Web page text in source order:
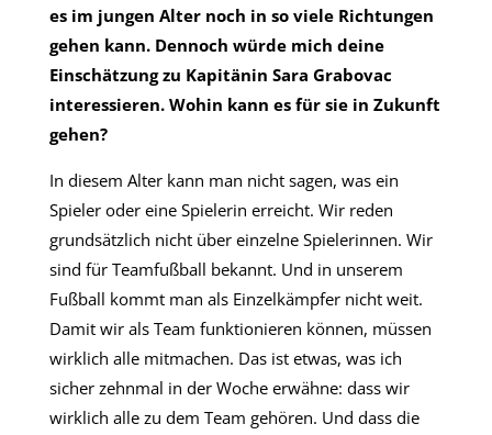
es im jungen Alter noch in so viele Richtungen
gehen kann. Dennoch würde mich deine
Einschätzung zu Kapitänin Sara Grabovac
interessieren. Wohin kann es für sie in Zukunft
gehen?
In diesem Alter kann man nicht sagen, was ein
Spieler oder eine Spielerin erreicht. Wir reden
grundsätzlich nicht über einzelne Spielerinnen. Wir
sind für Teamfußball bekannt. Und in unserem
Fußball kommt man als Einzelkämpfer nicht weit.
Damit wir als Team funktionieren können, müssen
wirklich alle mitmachen. Das ist etwas, was ich
sicher zehnmal in der Woche erwähne: dass wir
wirklich alle zu dem Team gehören. Und dass die